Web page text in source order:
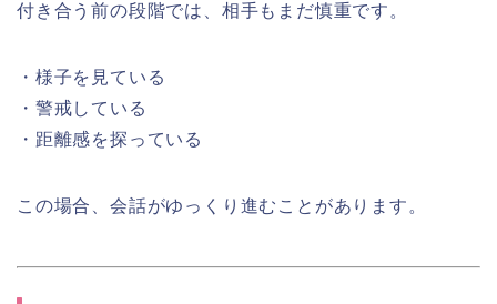
付き合う前の段階では、相手もまだ慎重です。
・様子を見ている
・警戒している
・距離感を探っている
この場合、会話がゆっくり進むことがあります。